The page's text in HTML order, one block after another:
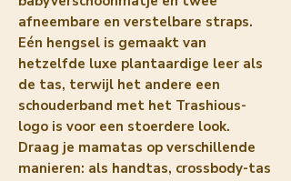
afneembare en verstelbare straps.
Eén hengsel is gemaakt van
hetzelfde luxe plantaardige leer als
de tas, terwijl het andere een
schouderband met het Trashious-
logo is voor een stoerdere look.
Draag je mamatas op verschillende
manieren: als handtas, crossbody-tas